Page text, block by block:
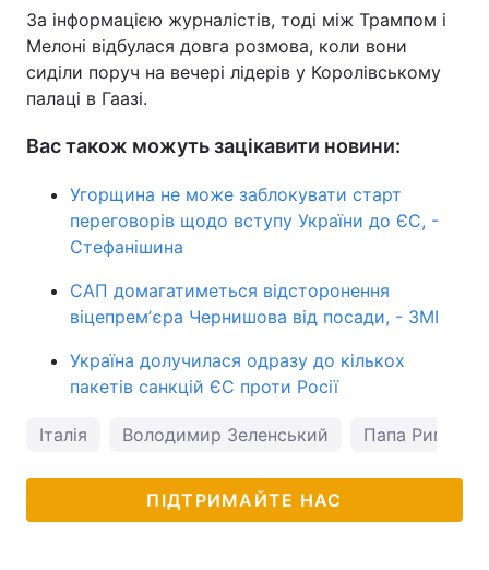
За інформацією журналістів, тоді між Трампом і
Мелоні відбулася довга розмова, коли вони
сиділи поруч на вечері лідерів у Королівському
палаці в Гаазі.
Вас також можуть зацікавити новини:
Угорщина не може заблокувати старт
переговорів щодо вступу України до ЄС, -
Стефанішина
САП домагатиметься відсторонення
віцепремʼєра Чернишова від посади, - ЗМІ
Україна долучилася одразу до кількох
пакетів санкцій ЄС проти Росії
Італія Володимир Зеленський Папа
ПІДТРИМАЙТЕ НАС